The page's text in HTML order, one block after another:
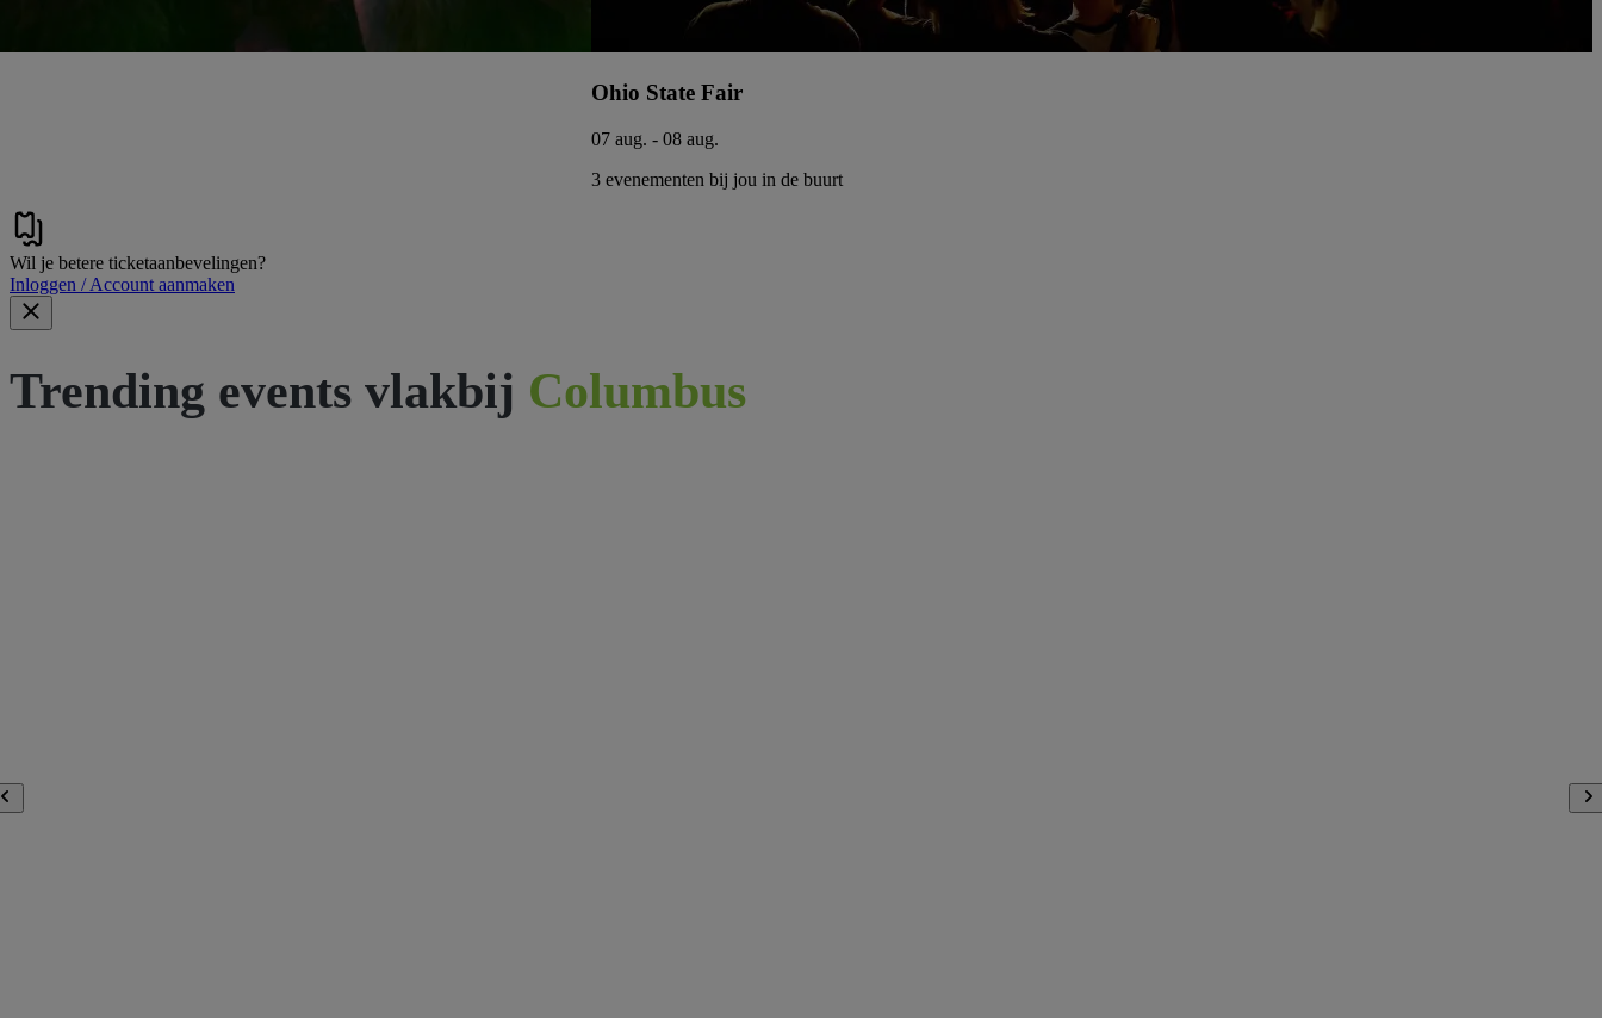
Ohio State Fair
07 aug. - 08 aug.
3 evenementen bij jou in de buurt
Wil je betere ticketaanbevelingen?
Inloggen / Account aanmaken
Trending events vlakbij Columbus